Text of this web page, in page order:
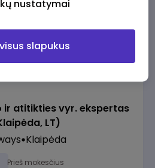
ir atitikties vyr. ekspertas
LT)
Klaipėda
Prieš mokesčius
nustatymai
slapukus